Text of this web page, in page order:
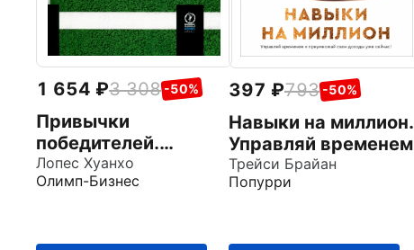
1 654 3 308 -50%
Привычки
победителей.
Звездные советы
спортивного врача
Лопес Хуанхо
Олимп-Бизнес
397 793 -50%
Навыки на миллион.
Управляй временем
Трейси Брайан
Попурри